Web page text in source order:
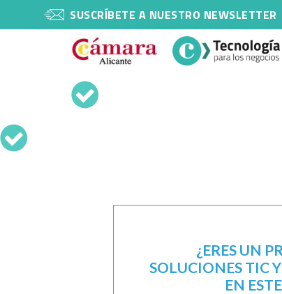
SUSCRÍBETE A NUESTRO NEWSLETTER
¿ERES UN
SOLUCIONES TIC
EN